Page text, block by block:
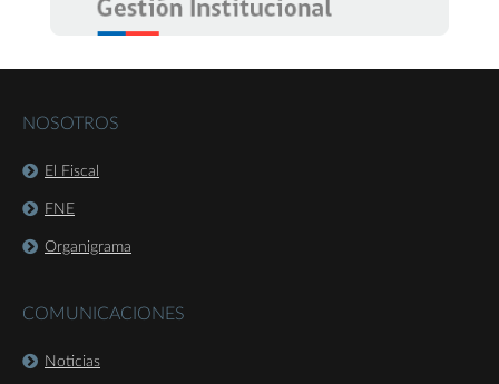
NOSOTROS
El Fiscal
FNE
Organigrama
COMUNICACIONES
Noticias